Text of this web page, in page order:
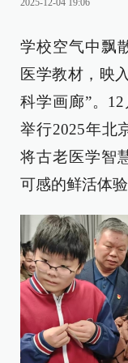
2025-12-04 19:06
学校空气中飘
医学教材，映
科学画廊”。
举行2025年北
将古老医学智
可感的鲜活体验